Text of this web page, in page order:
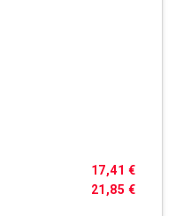
21,85 €
17,41 €